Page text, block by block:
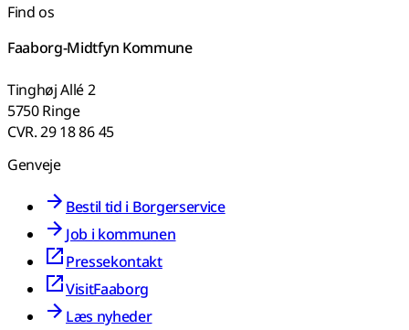
Find os
Faaborg-Midtfyn Kommune
Tinghøj Allé 2
5750 Ringe
CVR. 29 18 86 45
Genveje
Bestil tid i Borgerservice
Job i kommunen
Pressekontakt
VisitFaaborg
Læs nyheder